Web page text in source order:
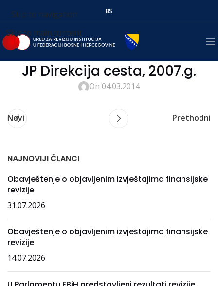
Skip to navigation
Skip to main content
BS
JP Direkcija cesta, 2007.g.
On 04.03.2014
Novi Prethodni
NAJNOVIJI ČLANCI
Obavještenje o objavljenim izvještajima finansijske
revizije
31.07.2026
Obavještenje o objavljenim izvještajima finansijske
revizije
14.07.2026